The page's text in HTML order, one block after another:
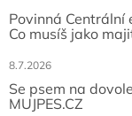
Povinná Centrální
Co musíš jako
8.7.2026
Se psem na
MUJPES.CZ